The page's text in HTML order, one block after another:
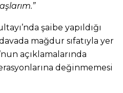
şaibe yapıldığı
mağdur sıfatıyla yer
açıklamalarında
değinmemesi